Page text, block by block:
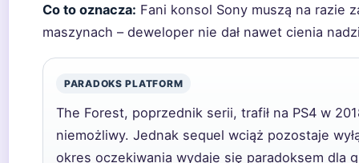
Co to oznacza: Fani konsol Sony muszą na razie
maszynach – deweloper nie dał nawet cienia
PARADOKS PLATFORM
The Forest, poprzednik serii, trafił na PS4 w
niemożliwy. Jednak sequel wciąż pozostaje
okres oczekiwania wydaje się paradoksem dla